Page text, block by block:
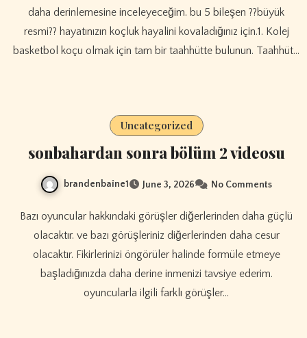
daha derinlemesine inceleyeceğim. bu 5 bileşen ??büyük
resmi?? hayatınızın koçluk hayalini kovaladığınız için.1. Kolej
basketbol koçu olmak için tam bir taahhütte bulunun. Taahhüt…
Uncategorized
sonbahardan sonra bölüm 2 videosu
brandenbaine1 June 3, 2026 No Comments
Bazı oyuncular hakkındaki görüşler diğerlerinden daha güçlü
olacaktır. ve bazı görüşleriniz diğerlerinden daha cesur
olacaktır. Fikirlerinizi öngörüler halinde formüle etmeye
başladığınızda daha derine inmenizi tavsiye ederim.
oyuncularla ilgili farklı görüşler…